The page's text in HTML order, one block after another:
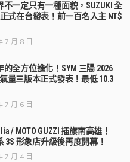
不一定只有一種面貌，SUZUKI 全
正式在台發表！前一百名入主 NT$
7 月 8 日
的全方位進化！SYM 三陽 2026
量三版本正式發表！最低 10.3
7 月 6 日
/ MOTO GUZZI 插旗南高雄！
3S 形象店升級後再度開幕！
7 月 4 日